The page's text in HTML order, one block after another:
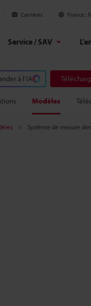
Carrières France
Service / SAV
à l'IA
Modèles
Système de mesure